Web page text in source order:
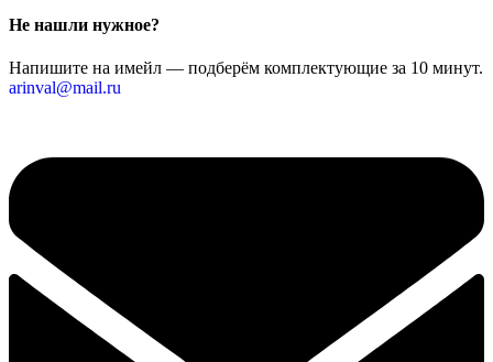
Не нашли нужное?
Напишите на имейл — подберём комплектующие за 10 минут.
arinval@mail.ru